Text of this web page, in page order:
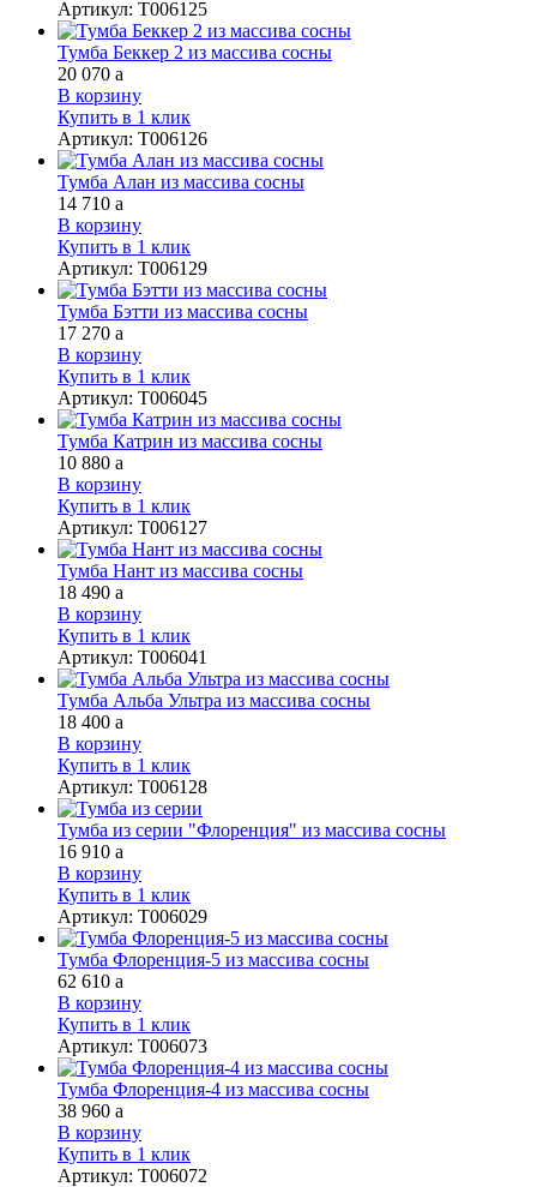
Артикул: Т006125
Тумба Беккер 2 из массива сосны
20 070 a
В корзину
Купить в 1 клик
Артикул: Т006126
Тумба Алан из массива сосны
14 710 a
В корзину
Купить в 1 клик
Артикул: Т006129
Тумба Бэтти из массива сосны
17 270 a
В корзину
Купить в 1 клик
Артикул: Т006045
Тумба Катрин из массива сосны
10 880 a
В корзину
Купить в 1 клик
Артикул: Т006127
Тумба Нант из массива сосны
18 490 a
В корзину
Купить в 1 клик
Артикул: Т006041
Тумба Альба Ультра из массива сосны
18 400 a
В корзину
Купить в 1 клик
Артикул: Т006128
Тумба из серии "Флоренция" из массива сосны
16 910 a
В корзину
Купить в 1 клик
Артикул: Т006029
Тумба Флоренция-5 из массива сосны
62 610 a
В корзину
Купить в 1 клик
Артикул: Т006073
Тумба Флоренция-4 из массива сосны
38 960 a
В корзину
Купить в 1 клик
Артикул: Т006072